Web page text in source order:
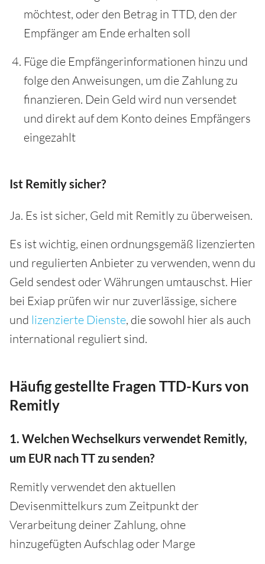
möchtest, oder den Betrag in TTD, den der
Empfänger am Ende erhalten soll
Füge die Empfängerinformationen hinzu und
folge den Anweisungen, um die Zahlung zu
finanzieren. Dein Geld wird nun versendet
und direkt auf dem Konto deines Empfängers
eingezahlt
Ist Remitly sicher?
Ja. Es ist sicher, Geld mit Remitly zu überweisen.
Es ist wichtig, einen ordnungsgemäß lizenzierten
und regulierten Anbieter zu verwenden, wenn du
Geld sendest oder Währungen umtauschst. Hier
bei Exiap prüfen wir nur zuverlässige, sichere
und lizenzierte Dienste, die sowohl hier als auch
international reguliert sind.
Häufig gestellte Fragen TTD-Kurs von
Remitly
1. Welchen Wechselkurs verwendet Remitly,
um EUR nach TT zu senden?
Remitly verwendet den aktuellen
Devisenmittelkurs zum Zeitpunkt der
Verarbeitung deiner Zahlung, ohne
hinzugefügten Aufschlag oder Marge